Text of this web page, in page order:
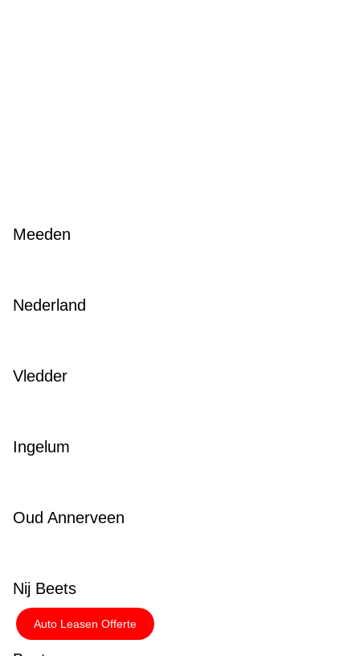
Meeden
Nederland
Vledder
Ingelum
Oud Annerveen
Nij Beets
Auto Leasen Offerte